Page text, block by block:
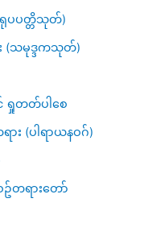
ပပတ္တိသုတ်)
း (သမုဒ္ဒကသုတ်)
ရှုတတ်ပါစေ
း (ပါရာယနဝဂ်)
တရားတော်